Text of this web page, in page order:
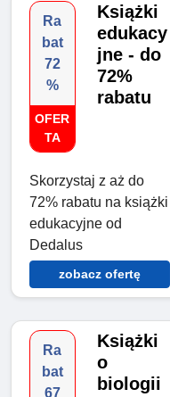
Ra
bat
72
%
OFER
TA
Książki
edukacy
jne - do
72%
rabatu
Skorzystaj z aż do
72% rabatu na książki
edukacyjne od
Dedalus
zobacz ofertę
Ra
bat
67
Książki
o
biologii